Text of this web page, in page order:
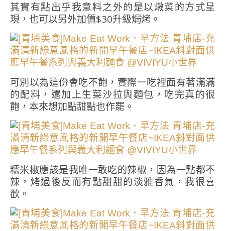
其實有點出乎我意料之外的是以燉菜的方式呈
現，也可以另外加價$30升級焗烤。
可別以為這份會吃不飽，實際一吃裡面有著滿滿
的配料，還加上生菜沙拉與麵包，吃完真的很
飽，本來想加點甜點也作罷。
糯米椒應該是我唯一敢吃的辣椒，因為一點都不
辣，烤過後反而有點甜甜的淡雅香氣，我很喜
歡。